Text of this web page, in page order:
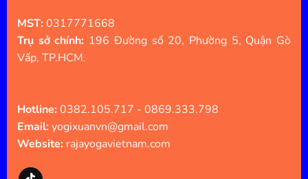
MST:0317771668
Trụ sở chính: 196 Đường số 20, Phường 5, Quận Gò
Vấp, TP.HCM.
Hotline:0382.105.717 - 0869.333.798
Email:yogixuanvn@gmail.com
Website: rajayogavietnam.com